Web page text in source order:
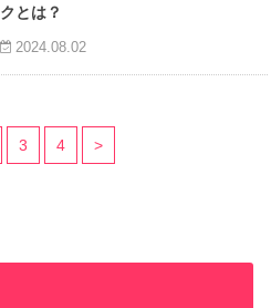
クとは？
2024.08.02
3 4 >